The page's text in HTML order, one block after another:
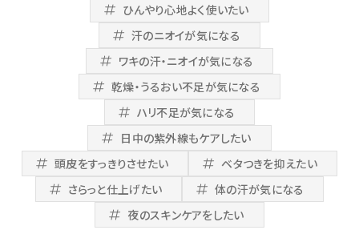
ひんやり心地よく使いたい
汗のニオイが気になる
ワキの汗・ニオイが気になる
乾燥・うるおい不足が気になる
ハリ不足が気になる
日中の紫外線もケアしたい
頭皮をすっきりさせたい
ベタつきを抑えたい
さらっと仕上げたい
体の汗が気になる
夜のスキンケアをしたい